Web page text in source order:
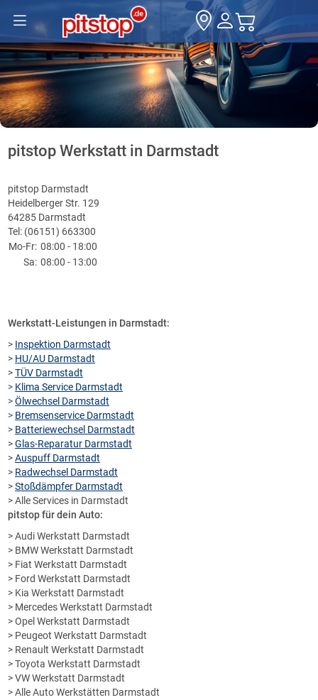
pitstop Werkstatt in Darmstadt
pitstop Darmstadt
Heidelberger Str. 129
64285 Darmstadt
Tel: (06151) 663300
Mo-Fr: 08:00 - 18:00
Sa: 08:00 - 13:00
Werkstatt-Leistungen in Darmstadt:
> Inspektion Darmstadt
> HU/AU Darmstadt
>TÜV Darmstadt
> Klima Service Darmstadt
>Ölwechsel Darmstadt
> Bremsenservice Darmstadt
> Batteriewechsel Darmstadt
>Glas-Reparatur Darmstadt
>Auspuff Darmstadt
> Radwechsel Darmstadt
>Stoßdämpfer Darmstadt
> Alle Services in Darmstadt
pitstop für dein Auto:
> Audi Werkstatt Darmstadt
> BMW Werkstatt Darmstadt
> Fiat Werkstatt Darmstadt
> Ford Werkstatt Darmstadt
> Kia Werkstatt Darmstadt
> Mercedes Werkstatt Darmstadt
> Opel Werkstatt Darmstadt
> Peugeot Werkstatt Darmstadt
> Renault Werkstatt Darmstadt
> Toyota Werkstatt Darmstadt
> VW Werkstatt Darmstadt
> Alle Auto Werkstätten Darmstadt